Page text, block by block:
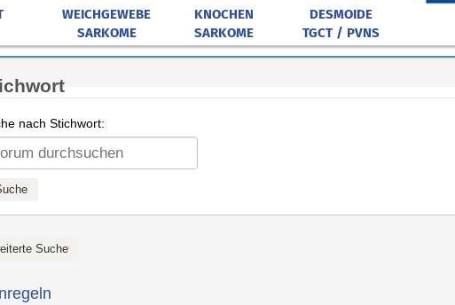
WEICHGEWEBE
SARKOME
KNOCHEN
SARKOME
DESMOIDE
TGCT / PVNS
nach Stichwort: